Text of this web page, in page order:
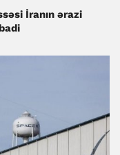
İranın ərazi